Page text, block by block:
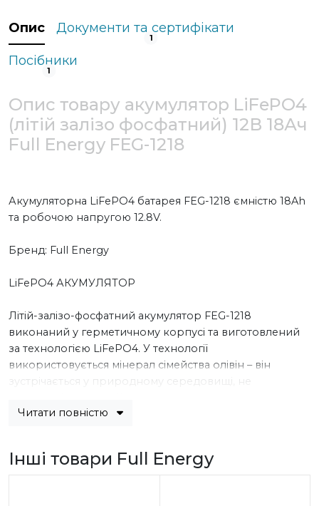
Опис Документи та сертифікати
1
Посібники
1
Опис товару акумулятор LiFePO4
(літій залізо фосфатний) 12В 18Ач
Full Energy FEG-1218
Акумуляторна LiFePO4 батарея FEG-1218 ємністю 18Ah
та робочою напругою 12.8V.
Бренд: Full Energy
LiFePO4 АКУМУЛЯТОР
Літій-залізо-фосфатний акумулятор FEG-1218
виконаний у герметичному корпусі та виготовлений
за технологією LiFePO4. У технології
використовується мінерал сімейства олівін – він
зустрічається у природному середовищі, не
- ємність - 18 Aч / 230.4Wh
- рекомендований струм розряду - 3.6 A
Читати повністю
Інші товари Full Energy